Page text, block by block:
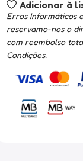
Adicionar à
Erros Informáticos
reservamo-nos o
com reembolso
Condições.